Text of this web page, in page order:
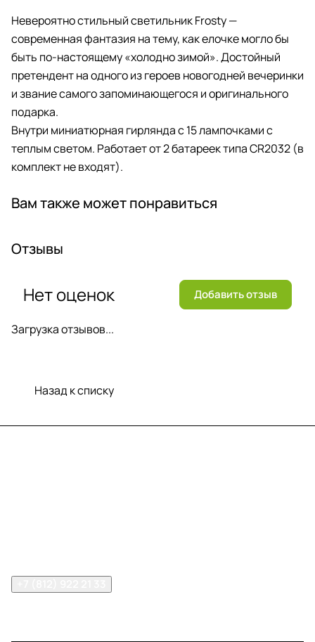
Невероятно стильный светильник Frosty —
современная фантазия на тему, как елочке могло бы
быть по-настоящему «холодно зимой». Достойный
претендент на одного из героев новогодней вечеринки
и звание самого запоминающегося и оригинального
подарка.
Внутри миниатюрная гирлянда с 15 лампочками с
теплым светом. Работает от 2 батареек типа CR2032 (в
комплект не входят).
Вам также может понравиться
Отзывы
Загрузка отзывов...
Нет оценок Добавить отзыв
Назад к списку